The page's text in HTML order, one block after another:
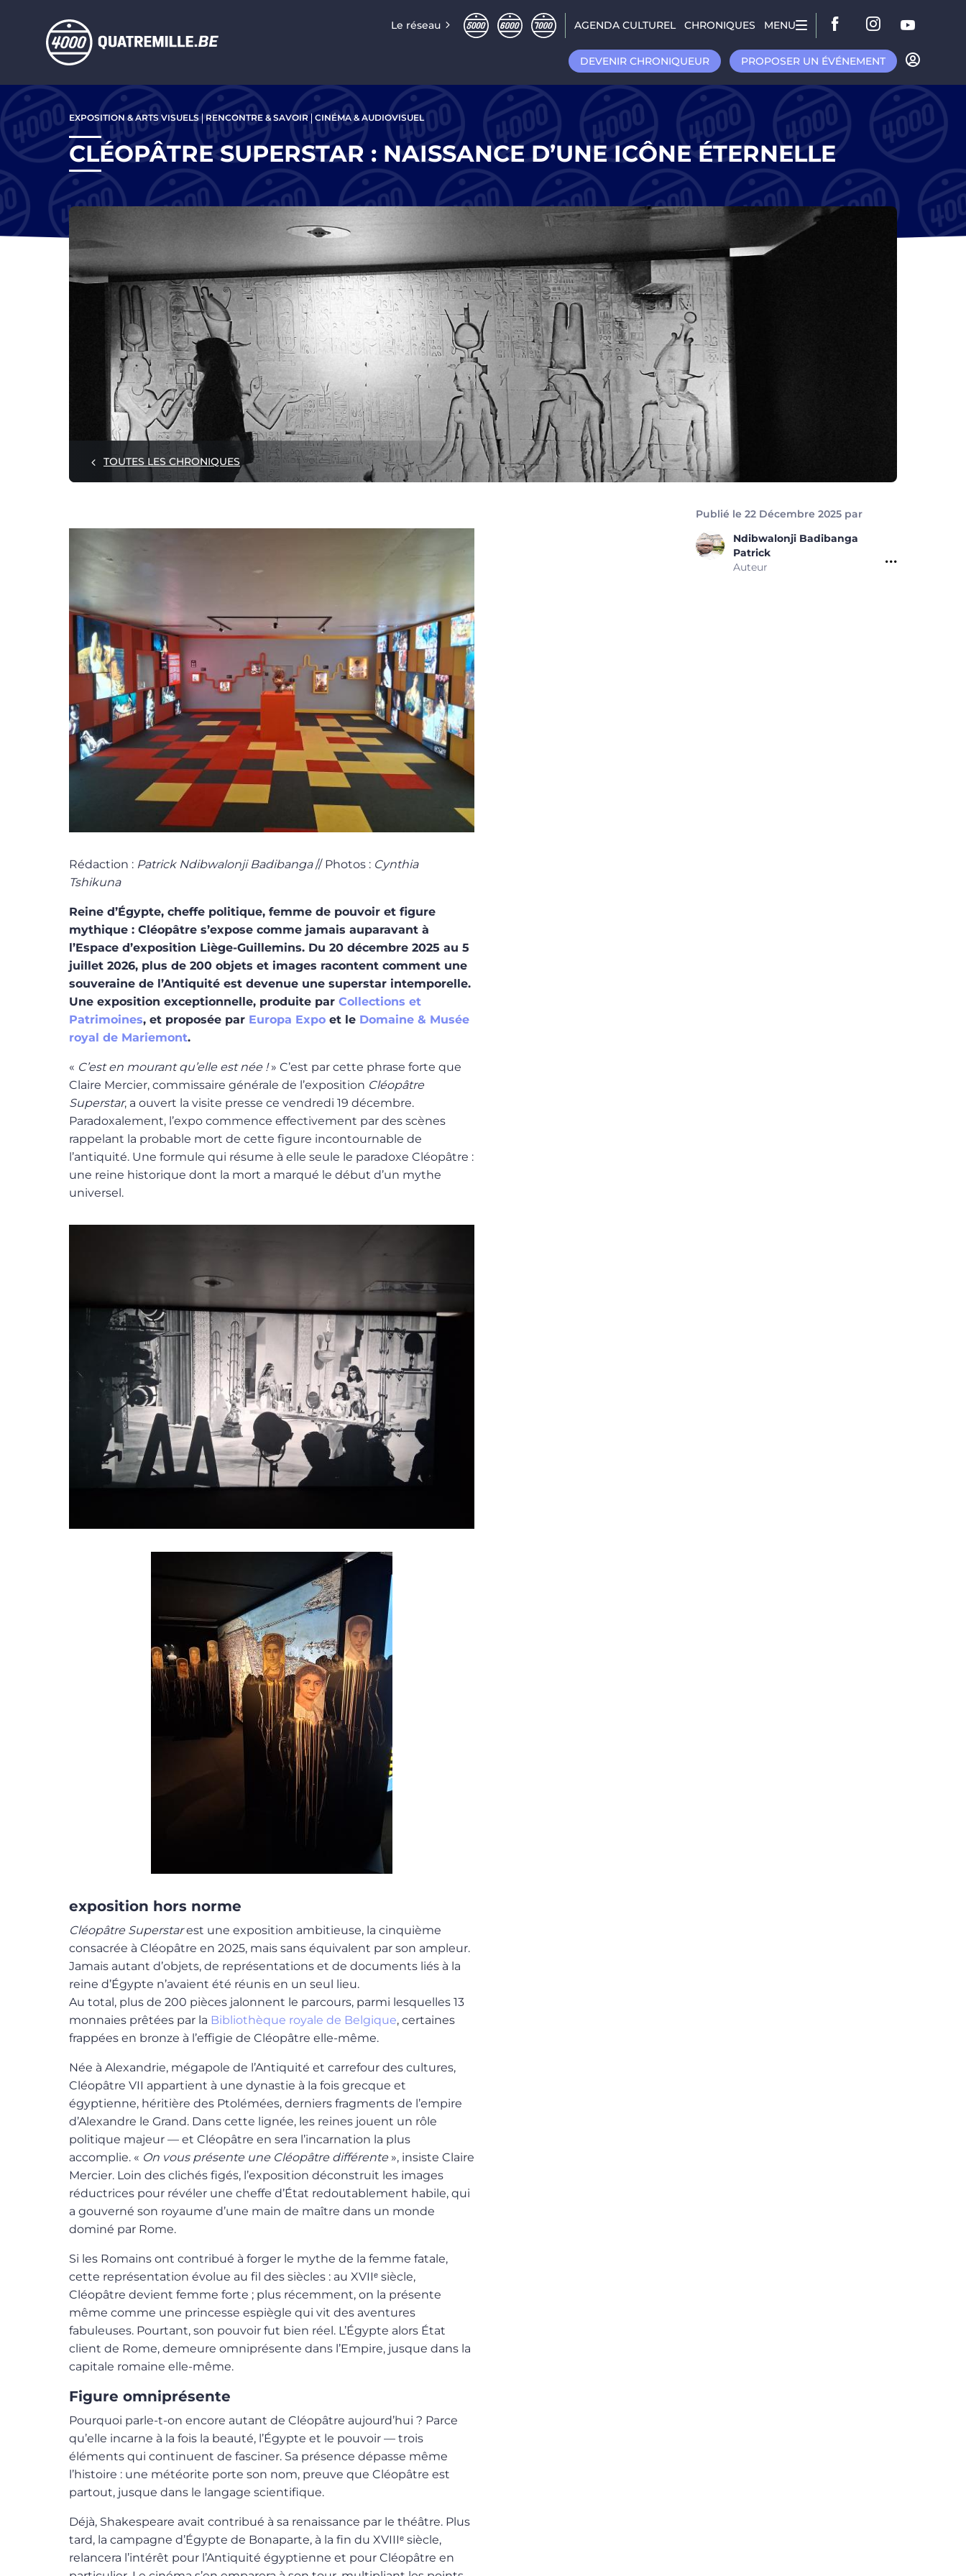
Le réseau AGENDA CULTUREL CHRONIQUES MENU
DEVENIR CHRONIQUEUR PROPOSER UN ÉVÉNEMENT
Aller
au
contenu
principal
EXPOSITION & ARTS VISUELS RENCONTRE & SAVOIR CINÉMA & AUDIOVISUEL
CLÉOPÂTRE SUPERSTAR : NAISSANCE D’UNE ICÔNE ÉTERNELLE
TOUTES LES CHRONIQUES
Rédaction : Patrick Ndibwalonji Badibanga// Photos : Cynthia
Tshikuna
Reine d’Égypte, cheffe politique, femme de pouvoir et figure
mythique : Cléopâtre s’expose comme jamais auparavant à
l’Espace d’exposition Liège-Guillemins. Du 20 décembre 2025 au 5
juillet 2026, plus de 200 objets et images racontent comment une
souveraine de l’Antiquité est devenue une superstar intemporelle.
Une exposition exceptionnelle, produite par Collections et
Patrimoines, et proposée par Europa Expo et le Domaine & Musée
royal de Mariemont.
« C’est en mourant qu’elle est née !» C’est par cette phrase forte que
Claire Mercier, commissaire générale de l’exposition Cléopâtre
Superstar, a ouvert la visite presse ce vendredi 19 décembre.
Paradoxalement, l’expo commence effectivement par des scènes
rappelant la probable mort de cette figure incontournable de
l’antiquité. Une formule qui résume à elle seule le paradoxe Cléopâtre :
une reine historique dont la mort a marqué le début d’un mythe
universel.
exposition hors norme
Cléopâtre Superstarest une exposition ambitieuse, la cinquième
consacrée à Cléopâtre en 2025, mais sans équivalent par son ampleur.
Jamais autant d’objets, de représentations et de documents liés à la
reine d’Égypte n’avaient été réunis en un seul lieu.
Au total, plus de 200 pièces jalonnent le parcours, parmi lesquelles 13
monnaies prêtées par la Bibliothèque royale de Belgique, certaines
frappées en bronze à l’effigie de Cléopâtre elle-même.
Née à Alexandrie, mégapole de l’Antiquité et carrefour des cultures,
Cléopâtre VII appartient à une dynastie à la fois grecque et
égyptienne, héritière des Ptolémées, derniers fragments de l’empire
d’Alexandre le Grand. Dans cette lignée, les reines jouent un rôle
politique majeur — et Cléopâtre en sera l’incarnation la plus
accomplie. « On vous présente une Cléopâtre différente », insiste Claire
Mercier. Loin des clichés figés, l’exposition déconstruit les images
réductrices pour révéler une cheffe d’État redoutablement habile, qui
a gouverné son royaume d’une main de maître dans un monde
dominé par Rome.
Si les Romains ont contribué à forger le mythe de la femme fatale,
cette représentation évolue au fil des siècles : au XVIIᵉ siècle,
Cléopâtre devient femme forte ; plus récemment, on la présente
même comme une princesse espiègle qui vit des aventures
fabuleuses. Pourtant, son pouvoir fut bien réel. L’Égypte alors État
client de Rome, demeure omniprésente dans l’Empire, jusque dans la
capitale romaine elle-même.
Figure omniprésente
Pourquoi parle-t-on encore autant de Cléopâtre aujourd’hui ? Parce
qu’elle incarne à la fois la beauté, l’Égypte et le pouvoir — trois
éléments qui continuent de fasciner. Sa présence dépasse même
l’histoire : une météorite porte son nom, preuve que Cléopâtre est
partout, jusque dans le langage scientifique.
Déjà, Shakespeare avait contribué à sa renaissance par le théâtre. Plus
tard, la campagne d’Égypte de Bonaparte, à la fin du XVIIIᵉ siècle,
relancera l’intérêt pour l’Antiquité égyptienne et pour Cléopâtre en
Publié le 22 Décembre 2025 par
Ndibwalonji Badibanga
Patrick
Auteur